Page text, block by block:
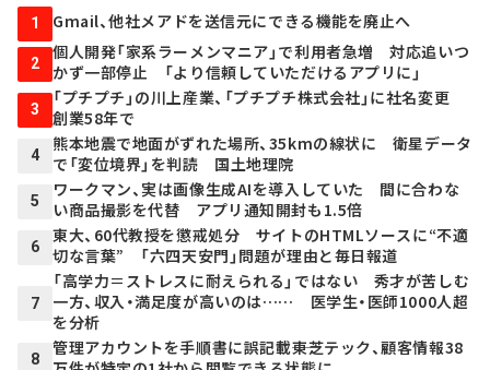
1 Gmail、他社メアドを送信元にできる機能を廃止へ
2
個人開発「家系ラーメンマニア」で利用者急増 対応追いつ
かず一部停止 「より信頼していただけるアプリに」
3
「プチプチ」の川上産業、「プチプチ株式会社」に社名変更
創業58年で
4
熊本地震で地面がずれた場所、35kmの線状に 衛星データ
で「変位境界」を判読 国土地理院
5
ワークマン、実は画像生成AIを導入していた 間に合わな
い商品撮影を代替 アプリ通知開封も1.5倍
6
東大、60代教授を懲戒処分 サイトのHTMLソースに“不適
切な言葉” 「六四天安門」問題が理由と毎日報道
7
「高学力＝ストレスに耐えられる」ではない 秀才が苦しむ
一方、収入・満足度が高いのは…… 医学生・医師1000人超
を分析
8
管理アカウントを手順書に誤記載――東芝テック、顧客情報38